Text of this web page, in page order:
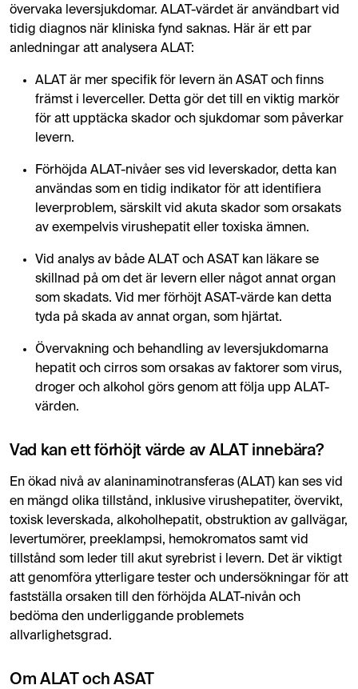
övervaka leversjukdomar. ALAT-värdet är användbart vid
tidig diagnos när kliniska fynd saknas. Här är ett par
anledningar att analysera ALAT:
ALAT är mer specifik för levern än ASAT och finns
främst i leverceller. Detta gör det till en viktig markör
för att upptäcka skador och sjukdomar som påverkar
levern.
Förhöjda ALAT-nivåer ses vid leverskador, detta kan
användas som en tidig indikator för att identifiera
leverproblem, särskilt vid akuta skador som orsakats
av exempelvis virushepatit eller toxiska ämnen.
Vid analys av både ALAT och ASAT kan läkare se
skillnad på om det är levern eller något annat organ
som skadats. Vid mer förhöjt ASAT-värde kan detta
tyda på skada av annat organ, som hjärtat.
Övervakning och behandling av leversjukdomarna
hepatit och cirros som orsakas av faktorer som virus,
droger och alkohol görs genom att följa upp ALAT-
värden.
Vad kan ett förhöjt värde av ALAT innebära?
En ökad nivå av alaninaminotransferas (ALAT) kan ses vid
en mängd olika tillstånd, inklusive virushepatiter, övervikt,
toxisk leverskada, alkoholhepatit, obstruktion av gallvägar,
levertumörer, preeklampsi, hemokromatos samt vid
tillstånd som leder till akut syrebrist i levern. Det är viktigt
att genomföra ytterligare tester och undersökningar för att
fastställa orsaken till den förhöjda ALAT-nivån och
bedöma den underliggande problemets
allvarlighetsgrad.
Om ALAT och ASAT